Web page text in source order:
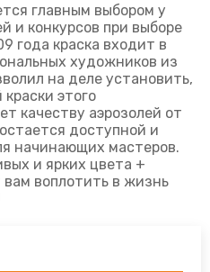
главным выбором у
и конкурсов при выборе
года краска входит в
художников из
на деле установить,
этого
качеству аэрозолей от
доступной и
начинающих мастеров.
и ярких цвета +
вам воплотить в жизнь